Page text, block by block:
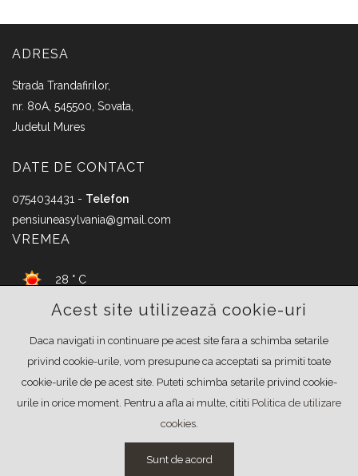
Acest site utilizează cookie-uri
Daca navigati in continuare pe acest site fara a schimba setarile
privind cookie-urile, vom presupune ca acceptati sa primiti toate
cookie-urile de pe acest site. Puteti schimba setarile privind cookie-
urile in orice moment. Pentru a afla ai multe, cititi Politica de utilizare
cookies.
Sunt de acord
ADRESA
Strada Trandafirilor,
nr. 80A, 545500, Sovata,
Judetul Mures
DATE DE CONTACT
0754034431 - Telefon
pensiuneasylvania@gmail.com
VREMEA
28 ° C
Sovata, Mures
FACEBOOK
Pensiunea Sylvania|Termeni si conditii
Politica de confidentialitate|Politica de cookies